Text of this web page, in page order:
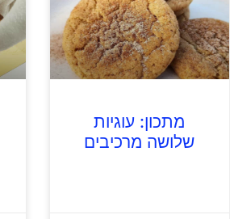
מתכון: עוגיות
שלושה מרכיבים